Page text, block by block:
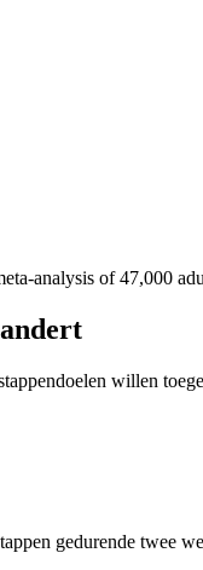
analysis of 47,000
willen
gedurende twee